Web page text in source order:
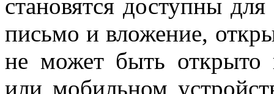
становятся доступны
письмо и вложение,
не может быть
или мобильном